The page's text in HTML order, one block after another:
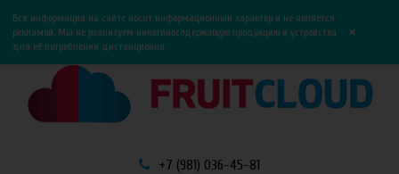
0
Вся информация на сайте носит информационный характер и не является
рекламой. Мы не реализуем никотиносодержащую продукцию и устройства
для её потребления дистанционно.
×
+7 (981) 036-45-81